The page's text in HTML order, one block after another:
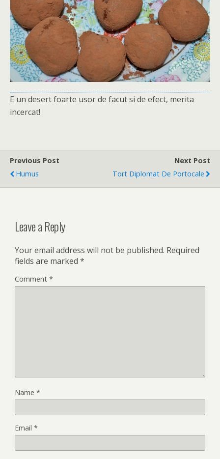
E un desert foarte usor de facut si de efect, merita
incercat!
Previous Post
Humus
Next Post
Tort Diplomat De Portocale
Leave a Reply
Your email address will not be published. Required
fields are marked *
Comment *
Name *
Email *